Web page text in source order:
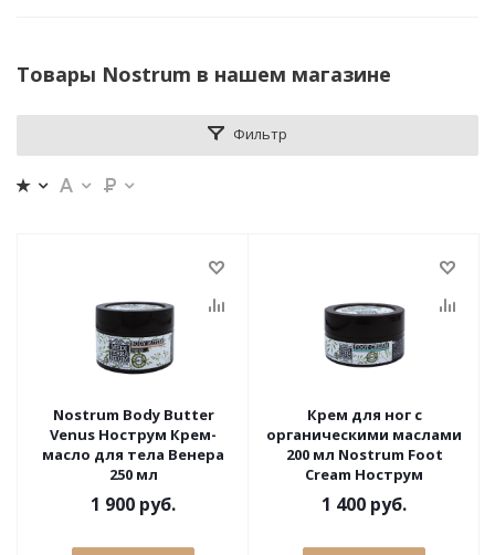
Товары Nostrum в нашем магазине
Фильтр
Nostrum Body Butter
Venus Нострум Крем-
масло для тела Венера
250 мл
1 900 руб.
Крем для ног с
органическими маслами
200 мл Nostrum Foot
Cream Нострум
1 400 руб.